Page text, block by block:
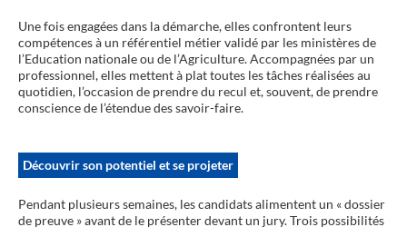
Une fois engagées dans la démarche, elles confrontent leurs
compétences à un référentiel métier validé par les ministères de
l’Education nationale ou de l’Agriculture. Accompagnées par un
professionnel, elles mettent à plat toutes les tâches réalisées au
quotidien, l’occasion de prendre du recul et, souvent, de prendre
conscience de l’étendue des savoir-faire.
Découvrir son potentiel et se projeter
Pendant plusieurs semaines, les candidats alimentent un « dossier
de preuve » avant de le présenter devant un jury. Trois possibilités